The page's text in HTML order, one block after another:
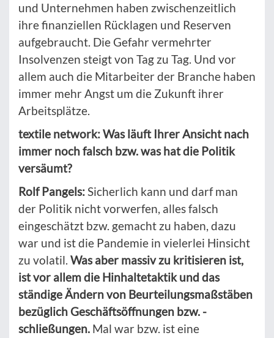
und Unternehmen haben zwischenzeitlich
ihre finanziellen Rücklagen und Reserven
aufgebraucht. Die Gefahr vermehrter
Insolvenzen steigt von Tag zu Tag. Und vor
allem auch die Mitarbeiter der Branche haben
immer mehr Angst um die Zukunft ihrer
Arbeitsplätze.
textile network: Was läuft Ihrer Ansicht nach
immer noch falsch bzw. was hat die Politik
versäumt?
Rolf Pangels:Sicherlich kann und darf man
der Politik nicht vorwerfen, alles falsch
eingeschätzt bzw. gemacht zu haben, dazu
war und ist die Pandemie in vielerlei Hinsicht
zu volatil. Was aber massiv zu kritisieren ist,
ist vor allem die Hinhaltetaktik und das
ständige Ändern von Beurteilungsmaßstäben
bezüglich Geschäftsöffnungen bzw. -
schließungen. Mal war bzw. ist eine